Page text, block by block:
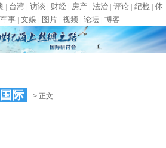
| 台湾| 访谈 | 财经| 房产| 法治| 评论| 纪检| 体
军事| 文娱 | 图片| 视频| 论坛| 博客
国际 > 正文